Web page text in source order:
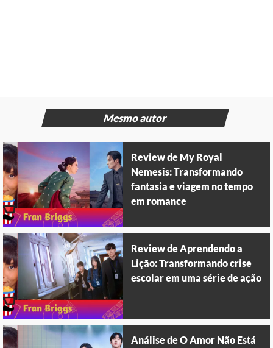
Mesmo autor
Review de My Royal
Nemesis: Transformando
fantasia e viagem no tempo
em romance
Review de Aprendendo a
Lição: Transformando crise
escolar em uma série de ação
Análise de O Amor Não Está